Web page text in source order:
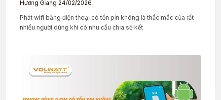
Hương Giang 24/02/2026
Phát wifi bằng điện thoại có tốn pin không là thắc mắc của rất
nhiều người dùng khi có nhu cầu chia sẻ kết